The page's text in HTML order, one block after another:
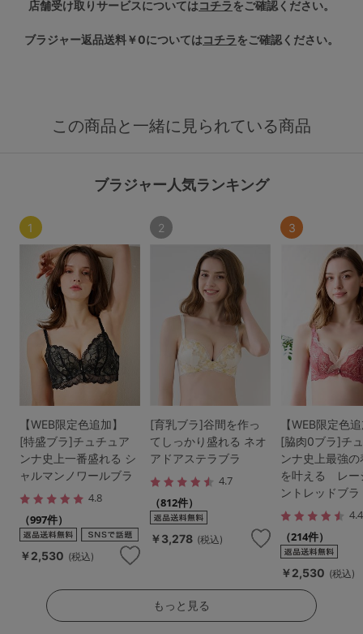
店舗受け取りサービスについてはコチラ をご確認ください。
ブラジャー返品送料￥0についてはコチラ をご確認ください。
この商品と一緒に見られている商品
ブラジャー人気ランキング
1
【WEB限定色追加】
[特盛ブラ]チュチュア
ンナ史上一番盛れる シ
ャルマンノワールブラ
4.8
（997件）
￥2,530 (税込)
2
[育乳ブラ]谷間を作っ
てしっかり盛れる ネオ
アドアステラブラ
4.7
（812件）
￥3,278 (税込)
3
【WEB限定色
[脇肉0ブラ]チ
ンナ史上最強
を叶える レー
ントレッドブラ
4.4
（214件）
￥2,530 (税込)
もっと見る